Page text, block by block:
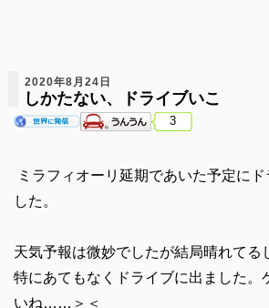
2020年8月24日
しかたない、ドライブいこ
3
ミラフィオーリ延期であいた予定に
した。
天気予報は微妙でしたが結局晴れてる
特にあてもなくドライブに出ました。
いね……＞＜